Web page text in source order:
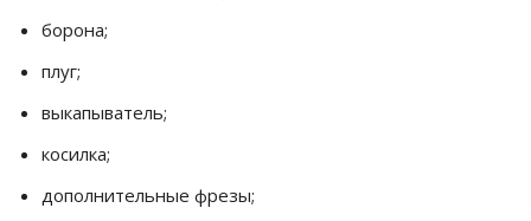
борона;
плуг;
выкапыватель;
косилка;
дополнительные фрезы;